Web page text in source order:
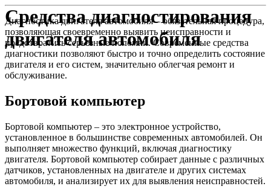
Средства диагностирования
двигателя автомобиля
Диагностика двигателя автомобиля – обязательная процедура,
позволяющая своевременно выявить неисправности и
предотвратить серьезные поломки. Современные средства
диагностики позволяют быстро и точно определить состояние
двигателя и его систем, значительно облегчая ремонт и
обслуживание.
Бортовой компьютер
Бортовой компьютер – это электронное устройство,
установленное в большинстве современных автомобилей. Он
выполняет множество функций, включая диагностику
двигателя. Бортовой компьютер собирает данные с различных
датчиков, установленных на двигателе и других системах
автомобиля, и анализирует их для выявления неисправностей.